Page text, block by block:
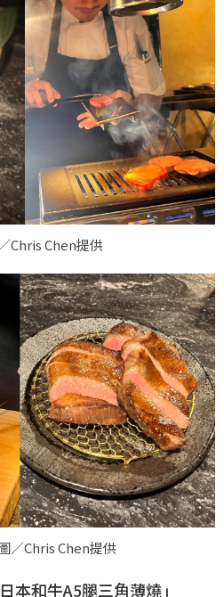
Chris Chen提供
／Chris Chen提供
本和牛A5腿三角薄燒」